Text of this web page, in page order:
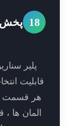
پخش آنلاین
پلیر سناریو دارای
انتخاب کیفیت
قسمت به قسمت
ها ، قابلیت